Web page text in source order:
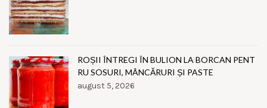
ROȘII ÎNTREGI ÎN BULION LA BORCAN PENT
RU SOSURI, MÂNCĂRURI ȘI PASTE
august 5, 2026